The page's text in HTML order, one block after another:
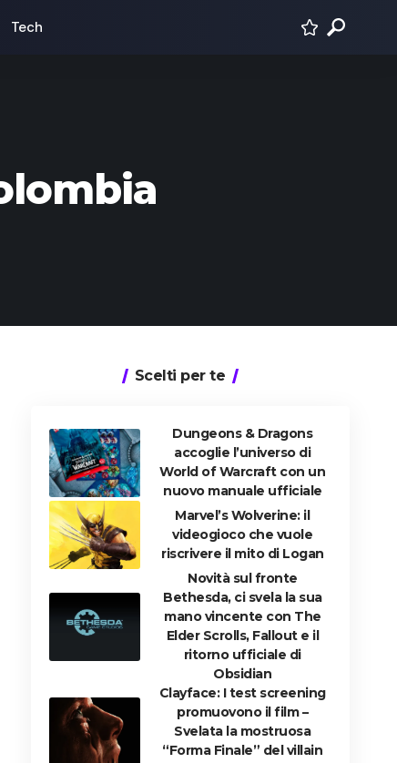
Tech
Scelti per te
Dungeons & Dragons
accoglie l’universo di
World of Warcraft con un
nuovo manuale ufficiale
Marvel’s Wolverine: il
videogioco che vuole
riscrivere il mito di Logan
Novità sul fronte
Bethesda, ci svela la sua
mano vincente con The
Elder Scrolls, Fallout e il
ritorno ufficiale di
Obsidian
Clayface: I test screening
promuovono il film –
Svelata la mostruosa
“Forma Finale” del villain